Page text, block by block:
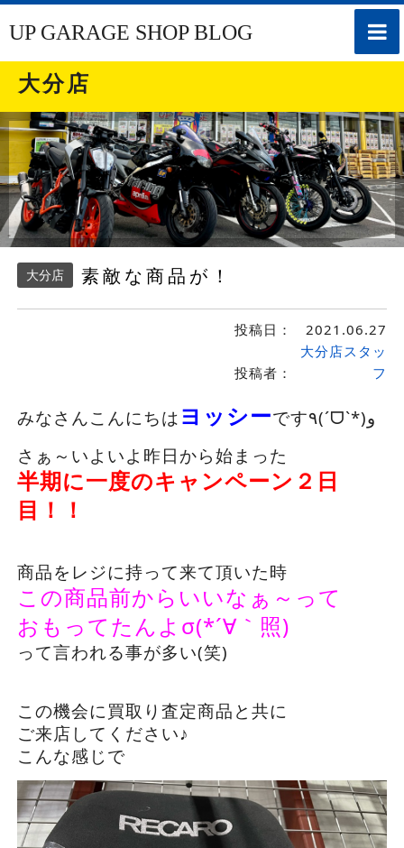
toggle
UP GARAGE SHOP BLOG
大分店
大分店 素敵な商品が！
投稿日： 2021.06.27
投稿者：
大分店スタッ
フ
みなさんこんにちは ヨッシー
です٩(ˊᗜˋ*)و
さぁ～いよいよ昨日から始まった
半期に一度のキャンペーン２日
目！！
商品をレジに持って来て頂いた時
この商品前からいいなぁ～って
おもってたんよσ(*´∀｀照)
って言われる事が多い(笑)
この機会に買取り査定商品と共に
ご来店してください♪
こんな感じで